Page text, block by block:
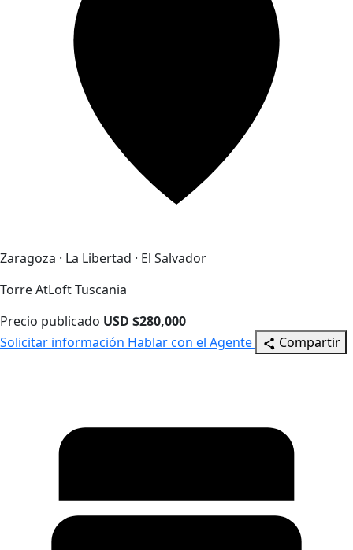
Zaragoza · La Libertad · El Salvador
Torre AtLoft Tuscania
Precio publicado USD $280,000
Solicitar información Hablar con el Agente Compartir